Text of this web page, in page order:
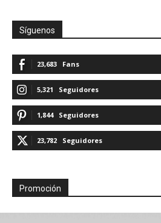
Síguenos
23,683 Fans
5,321 Seguidores
1,844 Seguidores
23,782 Seguidores
Promoción